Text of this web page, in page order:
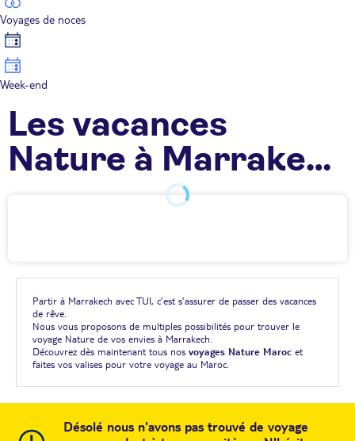
Voyages de noces
Week-end
Les vacances
Nature à Marrakech
Partir à Marrakech avec TUI, c’est s’assurer de passer des vacances
de rêve.
Nous vous proposons de multiples possibilités pour trouver le
voyage Nature de vos envies à Marrakech.
Découvrez dès maintenant tous nos voyages Nature Maroc et
faites vos valises pour votre voyage au Maroc.
Désolé nous n'avons pas trouvé de voyage